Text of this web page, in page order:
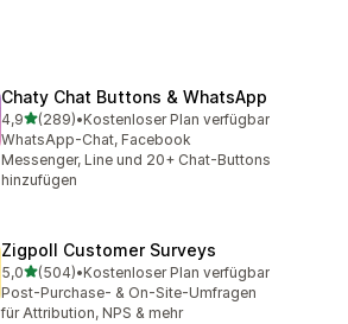
Chaty Chat Buttons & WhatsApp
4,9von 5 Sternen
(289)
289 Rezensionen insgesamt
•Kostenloser Plan verfügbar
WhatsApp-Chat, Facebook
Messenger, Line und 20+ Chat-Buttons
hinzufügen
Zigpoll Customer Surveys
5,0von 5 Sternen
(504)
504 Rezensionen insgesamt
•Kostenloser Plan verfügbar
Post-Purchase- & On-Site-Umfragen
für Attribution, NPS & mehr